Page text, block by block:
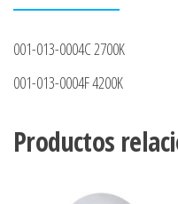
001-013-0004C 2700K
001-013-0004F 4200K
Productos